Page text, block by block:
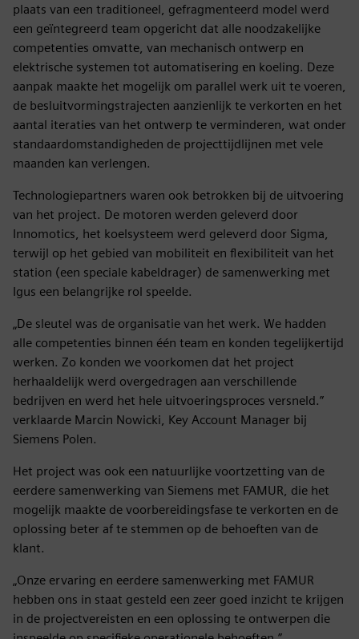
plaats van een traditioneel, gefragmenteerd model werd
een geïntegreerd team opgericht dat alle noodzakelijke
competenties omvatte, van mechanisch ontwerp en
elektrische systemen tot automatisering en koeling. Deze
aanpak maakte het mogelijk om parallel werk uit te voeren,
de besluitvormingstrajecten aanzienlijk te verkorten en het
aantal iteraties van het ontwerp te verminderen, wat onder
standaardomstandigheden de projecttijdlijnen met vele
maanden kan verlengen.
Technologiepartners waren ook betrokken bij de uitvoering
van het project. De motoren werden geleverd door
Innomotics, het koelsysteem werd geleverd door Sigma,
terwijl op het gebied van mobiliteit en flexibiliteit van het
station (een speciale kabeldrager) de samenwerking met
Igus een belangrijke rol speelde.
„De sleutel was de organisatie van het werk. We hadden
alle competenties binnen één team en konden tegelijkertijd
werken. Zo konden we voorkomen dat het project
herhaaldelijk werd overgedragen aan verschillende
bedrijven en werd het hele uitvoeringsproces versneld.”
verklaarde Marcin Nowicki, Key Account Manager bij
Siemens Polen.
Het project was ook een natuurlijke voortzetting van de
eerdere samenwerking van Siemens met FAMUR, die het
mogelijk maakte de voorbereidingsfase te verkorten en de
oplossing beter af te stemmen op de behoeften van de
klant.
„Onze ervaring en eerdere samenwerking met FAMUR
hebben ons in staat gesteld een zeer goed inzicht te krijgen
in de projectvereisten en een oplossing te ontwerpen die